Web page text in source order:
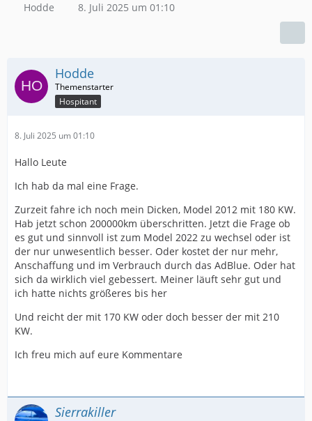
Hodde 8. Juli 2025 um 01:10
Hodde
Hospitant
8. Juli 2025 um 01:10
Hallo Leute
Ich hab da mal eine Frage.
Zurzeit fahre ich noch mein Dicken, Model 2012 mit 180 KW.
Hab jetzt schon 200000km überschritten. Jetzt die Frage ob
es gut und sinnvoll ist zum Model 2022 zu wechsel oder ist
der nur unwesentlich besser. Oder kostet der nur mehr,
Anschaffung und im Verbrauch durch das AdBlue. Oder hat
sich da wirklich viel gebessert. Meiner läuft sehr gut und
ich hatte nichts größeres bis her
Und reicht der mit 170 KW oder doch besser der mit 210
KW.
Ich freu mich auf eure Kommentare
Sierrakiller